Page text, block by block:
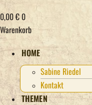
0,00€0
Warenkorb
HOME
Sabine Riedel
Kontakt
THEMEN